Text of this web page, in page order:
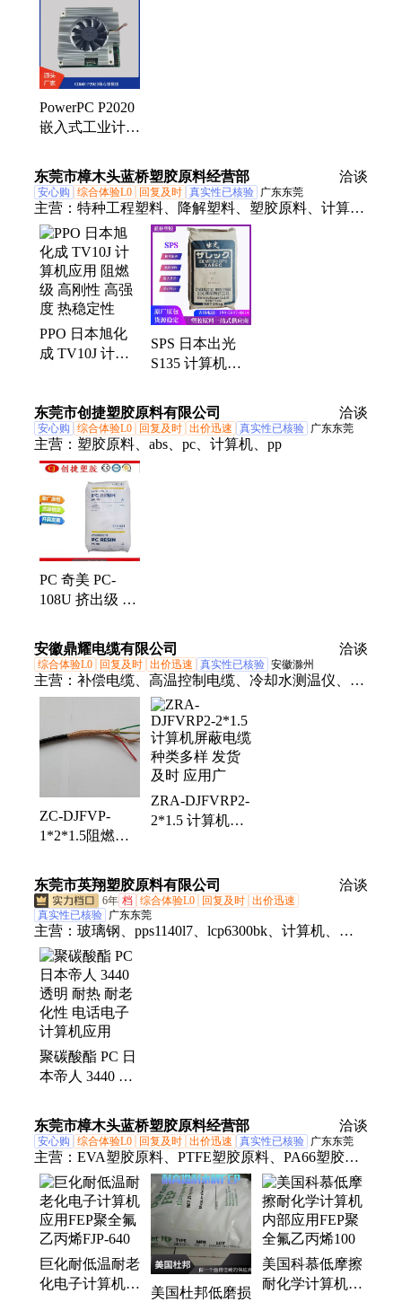
PowerPC P2020
嵌入式工业计算
板
东莞市樟木头蓝桥塑胶原料经营部 洽谈
安心购 综合体验L0 回复及时 真实性已核验 广东东莞
主营： 特种工程塑料、降解塑料、塑胶原料、计算机
应用PPO、PPO聚苯醚、LCP液晶聚合物、PTFE聚四
氟乙烯
PPO 日本旭化
成 TV10J 计算
热稳定性
SPS 日本出光
S135 计算机应
高刚性 玻纤增
强
东莞市创捷塑胶原料有限公司 洽谈
安心购 综合体验L0 回复及时 出价迅速 真实性已核验 广东东莞
主营： 塑胶原料、abs、pc、计算机、pp
PC 奇美 PC-
108U 挤出级 抗
耐老化 电子计
算机应用
安徽鼎耀电缆有限公司 洽谈
综合体验L0 回复及时 出价迅速 真实性已核验 安徽滁州
主营： 补偿电缆、高温控制电缆、冷却水测温仪、计
算机电缆、阻燃计算机电缆、耐高温计算机屏蔽电
缆、硅橡胶计算机电缆、耐高温计算机电缆、测温电
缆、RTD电缆、振动传感器、一体化温度变送器、硅
橡胶控制电缆、硅橡胶电缆、测温线、一体化三参数
器、耐高温补偿导线、阴极电缆、振动传感器探头、
RS485通讯电缆、耐高温补偿电缆
ZC-DJFVP-
1*2*1.5阻燃屏
乙烯绝缘计算机
应用
ZRA-DJFVRP2-
2*1.5 计算机屏
用广
东莞市英翔塑胶原料有限公司 洽谈
6年 档 综合体验L0 回复及时 出价迅速
真实性已核验 广东东莞
主营： 玻璃钢、pps1140l7、lcp6300bk、计算机、
pps6165d8、6130bklcp、pps0309p4、v-0阻燃、泰科
纳、ppsa360mb、pps6165a4、ppsa533x01、
16105bk010、ppsa390m65、1601塑胶、ppsa604x97、
ppsa604x95、pom300asbk、pa46荷兰、
pom107nc010、6130l-bk010、pps4665b6bk、
pom150nc010、ppsa756mx02、增强塑料、韧性标准
聚碳酸酯 PC 日
本帝人 3440 透
性 电话电子计
算机应用
东莞市樟木头蓝桥塑胶原料经营部 洽谈
安心购 综合体验L0 回复及时 出价迅速 真实性已核验 广东东莞
主营： EVA塑胶原料、PTFE塑胶原料、PA66塑胶原
料、电子计算机应用FEP、PEEK塑胶原料、POM塑
胶原料、EAA塑胶原料、沙林树脂塑胶原料、PVDF
塑胶原料、LCP塑胶原料、特殊粘合剂塑胶原料、含
马来酸甘塑胶原料
巨化耐低温耐老
化电子计算机应
美国杜邦低磨损
美国科慕低摩擦
耐化学计算机内